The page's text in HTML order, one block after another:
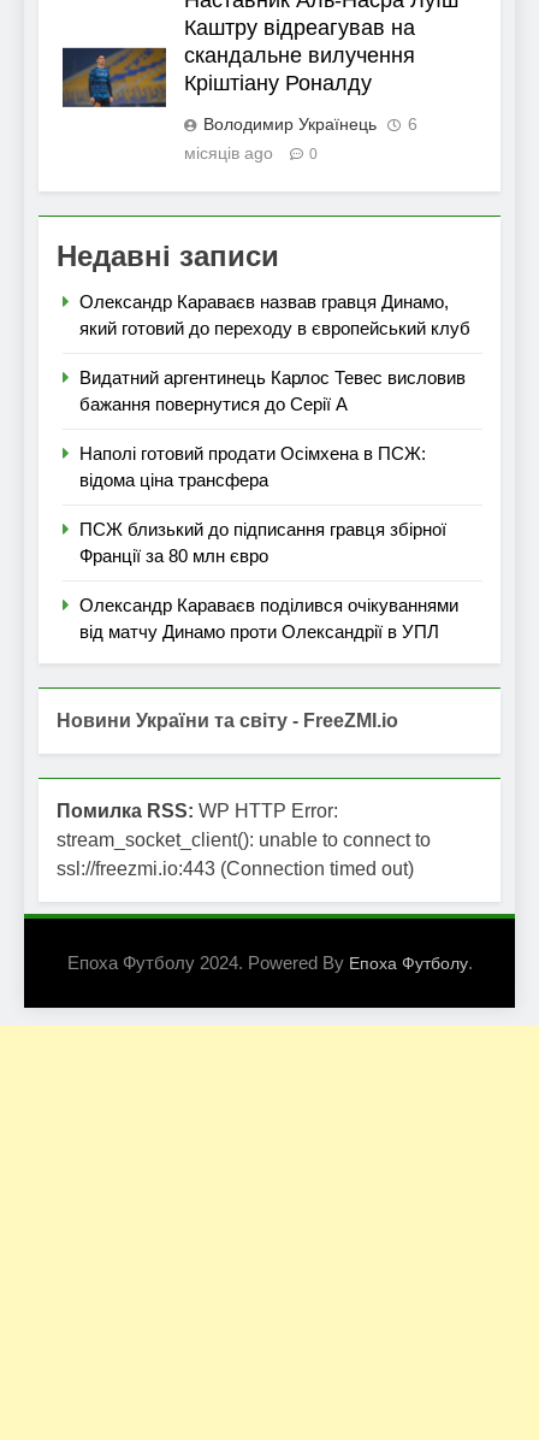
Каштру відреагував на
скандальне вилучення
Кріштіану Роналду
Володимир Українець
6
місяців ago
0
Недавні записи
Олександр Караваєв назвав гравця Динамо,
який готовий до переходу в європейський клуб
Видатний аргентинець Карлос Тевес висловив
бажання повернутися до Серії А
Наполі готовий продати Осімхена в ПСЖ:
відома ціна трансфера
ПСЖ близький до підписання гравця збірної
Франції за 80 млн євро
Олександр Караваєв поділився очікуваннями
від матчу Динамо проти Олександрії в УПЛ
Новини України та світу - FreeZMI.io
Помилка RSS: WP HTTP Error:
stream_socket_client(): unable to connect to
ssl://freezmi.io:443 (Connection timed out)
Епоха Футболу 2024. Powered By Епоха Футболу.